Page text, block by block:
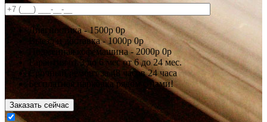
Диагностика -1500р0р
Выезд и доставка -1000р0р
Подменная кофемашина -2000р0р
Гарантия
от 3 до 6 месот 6 до 24 мес.
Срочный ремонт за48 часов24 часа
Бесплатная парковка рядом с нами!
Заказать сейчас